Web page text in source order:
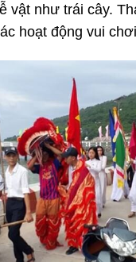
vật như trái cây.
hoạt động vui